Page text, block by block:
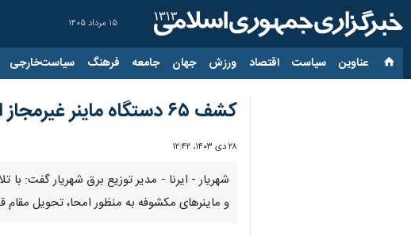
۱۵ مرداد ۱۴۰۵
عناوین‌ سیاست اقتصاد ورزش جهان جامعه فرهنگ سیاست‌خارجی
کشف ۶۵ دستگاه ماینر غیرمجاز از یک کارگاه تولید مقوا در شهریار
۲۸ دی ۱۴۰۳، ۱۲:۴۲
شهریار - ایرنا - مدیر توزیع برق شهریار گفت:
و ماینرهای مکشوفه به منظور امحا، تحویل